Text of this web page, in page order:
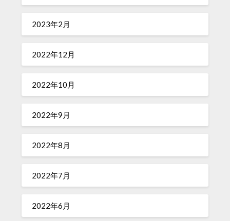
2023年2月
2022年12月
2022年10月
2022年9月
2022年8月
2022年7月
2022年6月